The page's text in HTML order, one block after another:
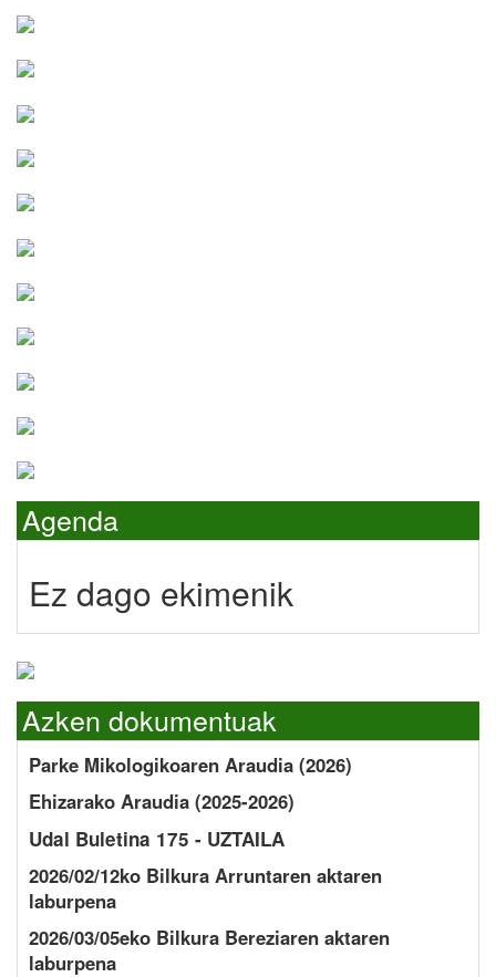
Agenda
Ez dago ekimenik
Azken dokumentuak
Parke Mikologikoaren Araudia (2026)
Ehizarako Araudia (2025-2026)
Udal Buletina 175 - UZTAILA
2026/02/12ko Bilkura Arruntaren aktaren
laburpena
2026/03/05eko Bilkura Bereziaren aktaren
laburpena